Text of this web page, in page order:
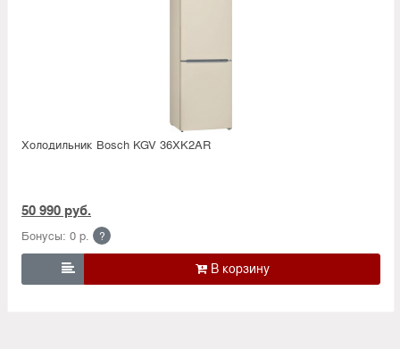
Холодильник Bosсh KGV 36XK2AR
50 990 руб.
Бонусы: 0 р. ?
